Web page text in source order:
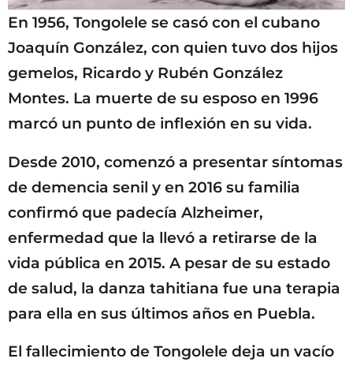
En 1956, Tongolele se casó con el cubano
Joaquín González, con quien tuvo dos hijos
gemelos, Ricardo y Rubén González
Montes. La muerte de su esposo en 1996
marcó un punto de inflexión en su vida.
Desde 2010, comenzó a presentar síntomas
de demencia senil y en 2016 su familia
confirmó que padecía Alzheimer,
enfermedad que la llevó a retirarse de la
vida pública en 2015. A pesar de su estado
de salud, la danza tahitiana fue una terapia
para ella en sus últimos años en Puebla.
El fallecimiento de Tongolele deja un vacío